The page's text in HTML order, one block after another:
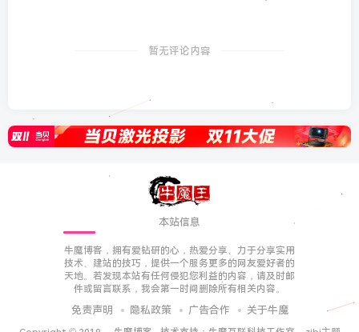
暂无评论内容
本站信息
牛魔博客，拥有爱钻研的心，热爱分享、力于分享实用
技术、建站的技巧，提供一个服务更多的网友爱好者的
天地。若发现本站有任何侵犯您利益的内容，请及时邮
件或留言联系，我会第一时间删除所有相关内容。
免责声明 隐私政策 广告合作 关于牛魔